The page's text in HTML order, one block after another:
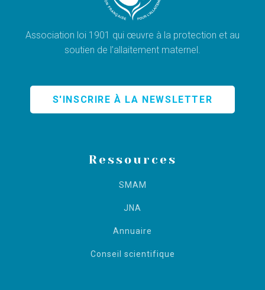
Association loi 1901 qui œuvre à la protection et au
soutien de l’allaitement maternel.
S'INSCRIRE À LA NEWSLETTER
Ressources
SMAM
JNA
Annuaire
Conseil scientifique